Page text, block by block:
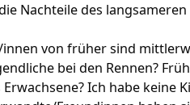
Nachteile des langsameren
von früher sind
bei den Rennen?
Ich habe keine